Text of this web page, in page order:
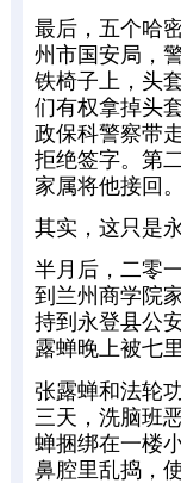
最后，五个哈
州市国安局，
铁椅子上，头
们有权拿掉头
政保科警察带
拒绝签字。第
家属将他接回
其实，这只是
半月后，二零
到兰州商学院
持到永登县公
露蝉晚上被七
张露蝉和法轮
三天，洗脑班
蝉捆绑在一楼
鼻腔里乱捣，